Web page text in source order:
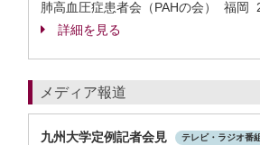
肺高血圧症患者会（PAHの会） 福岡
詳細を見る
メディア報道
九州大学定例記者会見 テレビ・ラジオ番